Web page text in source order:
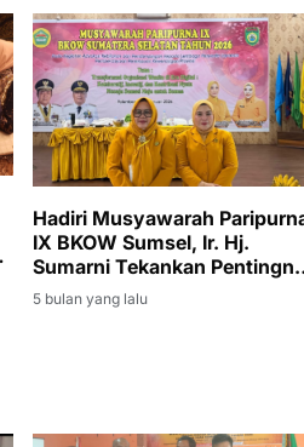
Hadiri Musyawarah
IX BKOW Sumsel, Ir. Hj.
Sumarni Tekankan
Transformasi Digital
Organisasi Perempuan
5 bulan yang lalu